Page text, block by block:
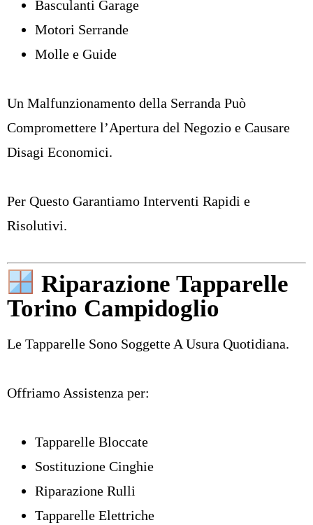
Basculanti Garage
Motori Serrande
Molle e Guide
Un Malfunzionamento della Serranda Può
Compromettere l’Apertura del Negozio e Causare
Disagi Economici.
Per Questo Garantiamo Interventi Rapidi e
Risolutivi.
Riparazione Tapparelle
Torino Campidoglio
Le Tapparelle Sono Soggette A Usura Quotidiana.
Offriamo Assistenza per:
Tapparelle Bloccate
Sostituzione Cinghie
Riparazione Rulli
Tapparelle Elettriche